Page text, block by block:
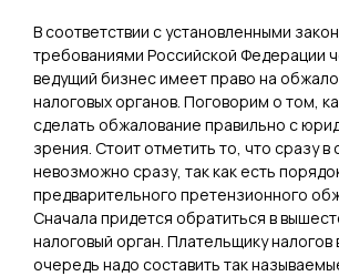
В соответствии с установленными
требованиями Российской Федерации
ведущий бизнес имеет право на
налоговых органов. Поговорим о том,
сделать обжалование правильно с
зрения. Стоит отметить то, что сразу в
невозможно сразу, так как есть
предварительного претензионного
Сначала придется обратиться в
налоговый орган. Плательщику налогов
очередь надо составить так